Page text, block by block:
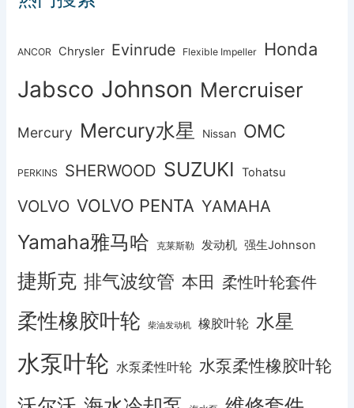
ANCOR Chrysler Evinrude Flexible Impeller Honda
Jabsco Johnson Mercruiser
Mercury Mercury水星 Nissan OMC
PERKINS SHERWOOD SUZUKI Tohatsu
VOLVO VOLVO PENTA YAMAHA
Yamaha雅马哈 克莱斯勒 发动机 强生Johnson
捷斯克 排气波纹管 本田 柔性叶轮套件
柔性橡胶叶轮 柴油发动机 橡胶叶轮 水星
水泵叶轮 水泵柔性叶轮 水泵柔性橡胶叶轮